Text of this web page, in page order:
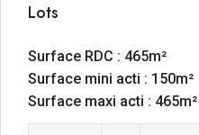
Lots
Surface RDC : 465m²
Surface mini acti : 150m²
Surface maxi acti : 465m²